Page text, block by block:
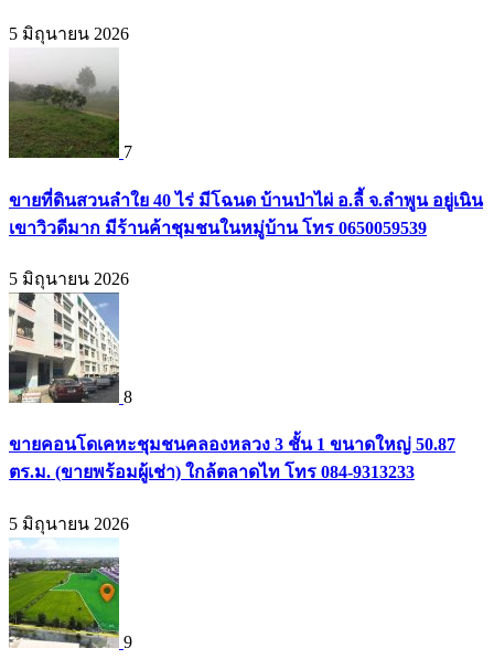
5 มิถุนายน 2026
7
ขายที่ดินสวนลำใย 40 ไร่ มีโฉนด บ้านป่าไผ่ อ.ลี้ จ.ลำพูน อยู่เนิน
เขาวิวดีมาก มีร้านค้าชุมชนในหมู่บ้าน โทร 0650059539
5 มิถุนายน 2026
8
ขายคอนโดเคหะชุมชนคลองหลวง 3 ชั้น 1 ขนาดใหญ่ 50.87
ตร.ม. (ขายพร้อมผู้เช่า) ใกล้ตลาดไท โทร 084-9313233
5 มิถุนายน 2026
9